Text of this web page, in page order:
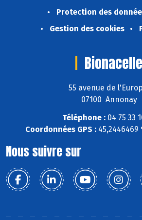
Protection des
Gestion des cookies
Bionacelle
55 avenue de
07100 Annonay
Téléphone : 04 75 33
Coordonnées GPS : 45,2446469
Nous suivre sur